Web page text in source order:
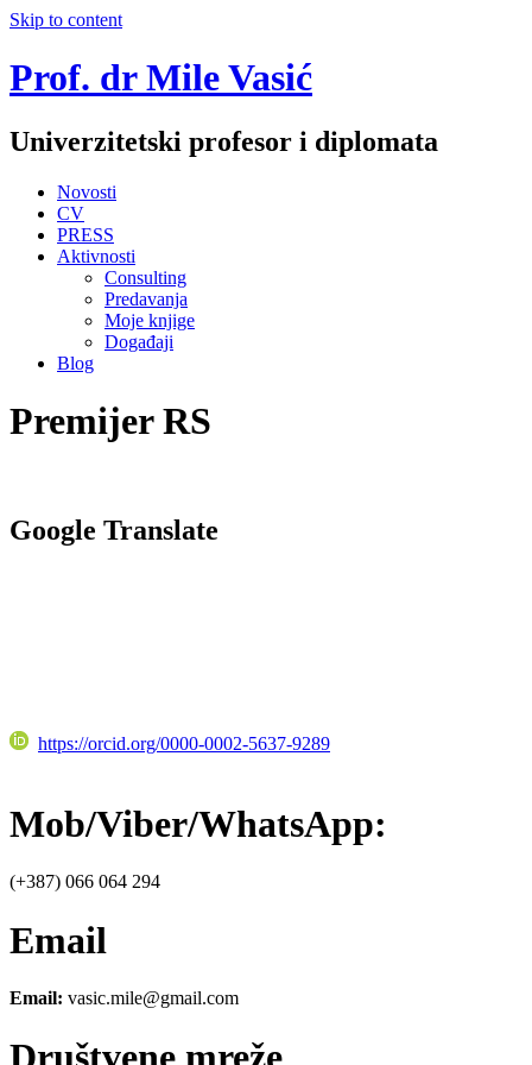
Skip to content
Prof. dr Mile Vasić
Univerzitetski profesor i diplomata
Novosti
CV
PRESS
Aktivnosti
Consulting
Predavanja
Moje knjige
Događaji
Blog
Premijer RS
Google Translate
https://orcid.org/0000-0002-5637-9289
Mob/Viber/WhatsApp:
(+387) 066 064 294
Email
Email: vasic.mile@gmail.com
Društvene mreže